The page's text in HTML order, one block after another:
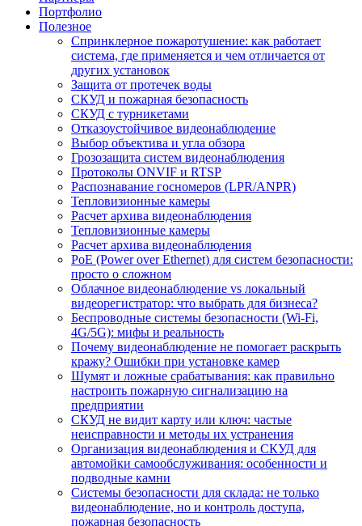
Портфолио
Полезное
Спринклерное пожаротушение: как работает
система, где применяется и чем отличается от
других установок
Защита от протечек воды
СКУД и пожарная безопасность
СКУД с турникетами
Отказоустойчивое видеонаблюдение
Выбор объектива и угла обзора
Грозозащита систем видеонаблюдения
Протоколы ONVIF и RTSP
Распознавание госномеров (LPR/ANPR)
Тепловизионные камеры
Расчет архива видеонаблюдения
Тепловизионные камеры
Расчет архива видеонаблюдения
PoE (Power over Ethernet) для систем безопасности:
просто о сложном
Облачное видеонаблюдение vs локальный
видеорегистратор: что выбрать для бизнеса?
Беспроводные системы безопасности (Wi-Fi,
4G/5G): мифы и реальность
Почему видеонаблюдение не помогает раскрыть
кражу? Ошибки при установке камер
Шумят и ложные срабатывания: как правильно
настроить пожарную сигнализацию на
предприятии
СКУД не видит карту или ключ: частые
неисправности и методы их устранения
Организация видеонаблюдения и СКУД для
автомойки самообслуживания: особенности и
подводные камни
Системы безопасности для склада: не только
видеонаблюдение, но и контроль доступа,
пожарная безопасность